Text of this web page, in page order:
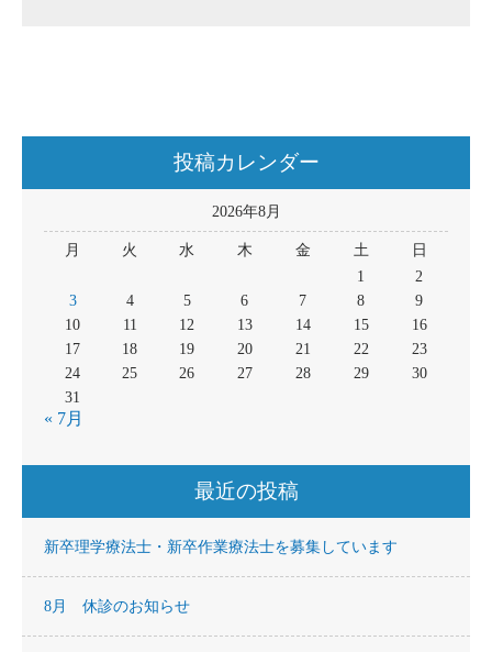
投稿カレンダー
2026年8月
月 火 水 木 金 土
日
1
2
3
4 5 6 7 8
9
10
11 12 13 14 15
16
17
18 19 20 21 22
23
24
25 26 27 28 29
30
31
« 7月
最近の投稿
新卒理学療法士・新卒作業療法士を募集しています
8月 休診のお知らせ